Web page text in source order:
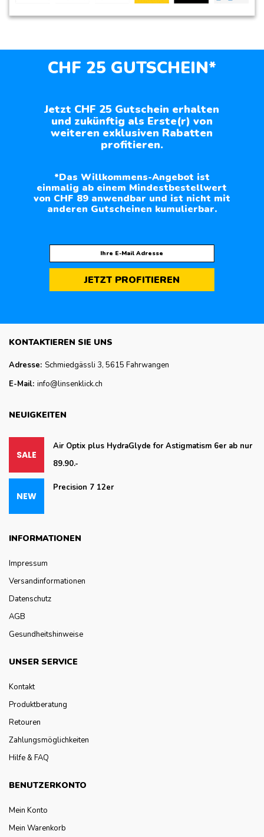
CHF 25 GUTSCHEIN*
Jetzt CHF 25 Gutschein erhalten
und zukünftig als Erste(r) von
weiteren exklusiven Rabatten
profitieren.
*Das Willkommens-Angebot ist
einmalig ab einem Mindestbestellwert
von CHF 89 anwendbar und ist nicht mit
anderen Gutscheinen kumulierbar.
JETZT PROFITIEREN
KONTAKTIEREN SIE UNS
Adresse: Schmiedgässli 3, 5615 Fahrwangen
E-Mail: info@linsenklick.ch
NEUIGKEITEN
Air Optix plus HydraGlyde for Astigmatism 6er ab nur
89.90.-
Precision 7 12er
INFORMATIONEN
Impressum
Versandinformationen
Datenschutz
AGB
Gesundheitshinweise
UNSER SERVICE
Kontakt
Produktberatung
Retouren
Zahlungsmöglichkeiten
Hilfe & FAQ
BENUTZERKONTO
Mein Konto
Mein Warenkorb